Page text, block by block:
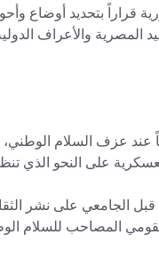
قراراً بتحديد أوضاع
المصرية والأعراف
عند عزف السلام الوطني،
على النحو الذي
قبل الجامعي على نشر
المصاحب للسلام